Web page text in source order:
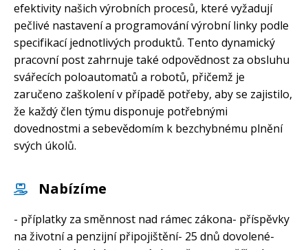
efektivity našich výrobních procesů, které vyžadují
pečlivé nastavení a programování výrobní linky podle
specifikací jednotlivých produktů. Tento dynamický
pracovní post zahrnuje také odpovědnost za obsluhu
svářecích poloautomatů a robotů, přičemž je
zaručeno zaškolení v případě potřeby, aby se zajistilo,
že každý člen týmu disponuje potřebnými
dovednostmi a sebevědomím k bezchybnému plnění
svých úkolů.
Nabízíme
- příplatky za směnnost nad rámec zákona- příspěvky
na životní a penzijní připojištění- 25 dnů dovolené-